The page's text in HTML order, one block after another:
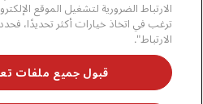
لا تفوّت فرصة الحصول على أفضل
الارتباط الضرورية لتشغيل الموقع
ترغب في اتخاذ خيارات أكثر تحديدًا،
الارتباط".
قبول جميع ملفات